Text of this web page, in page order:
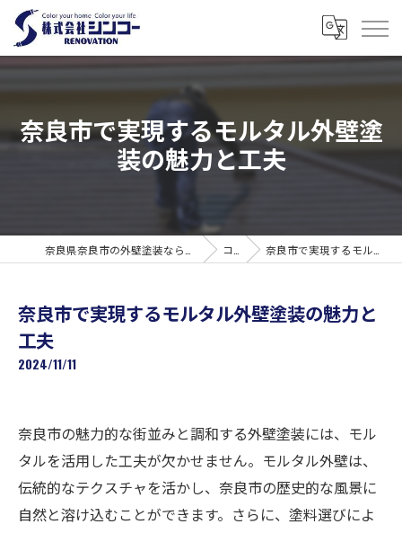
奈良市で実現するモルタル外壁塗
装の魅力と工夫
コラム 奈良市で実現するモルタル外壁塗装の魅力と工夫
奈良市で実現するモルタル外壁塗装の魅力と
工夫
2024/11/11
奈良市の魅力的な街並みと調和する外壁塗装には、モル
タルを活用した工夫が欠かせません。モルタル外壁は、
伝統的なテクスチャを活かし、奈良市の歴史的な風景に
自然と溶け込むことができます。さらに、塗料選びによ